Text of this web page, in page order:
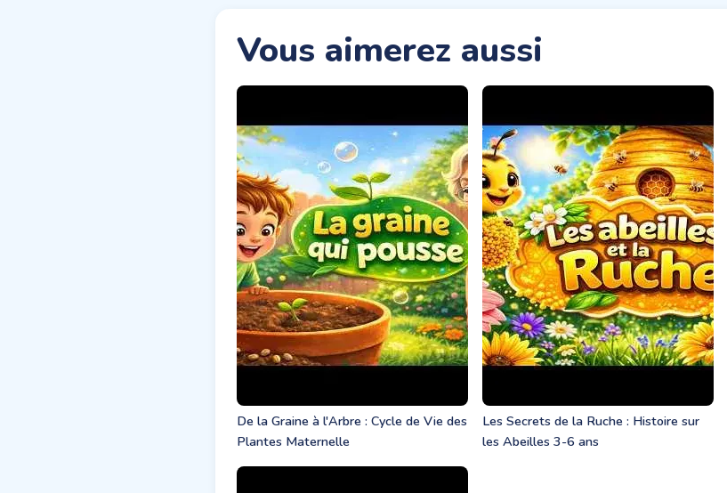
Vous aimerez aussi
De la Graine à l'Arbre : Cycle de Vie des
Plantes Maternelle
Les Secrets de la Ruche : Histoire sur
les Abeilles 3-6 ans